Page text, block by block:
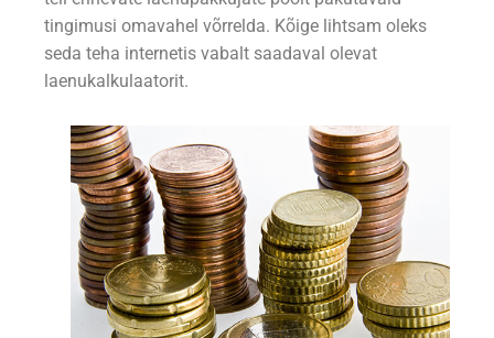
tingimusi omavahel võrrelda. Kõige lihtsam oleks
seda teha internetis vabalt saadaval olevat
laenukalkulaatorit.